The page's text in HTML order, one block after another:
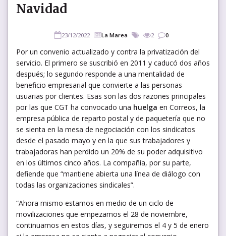
Navidad
23/12/2022 La Marea 2 0
Por un convenio actualizado y contra la privatización del
servicio. El primero se suscribió en 2011 y caducó dos años
después; lo segundo responde a una mentalidad de
beneficio empresarial que convierte a las personas
usuarias por clientes. Esas son las dos razones principales
por las que CGT ha convocado una huelga en Correos, la
empresa pública de reparto postal y de paquetería que no
se sienta en la mesa de negociación con los sindicatos
desde el pasado mayo y en la que sus trabajadores y
trabajadoras han perdido un 20% de su poder adquisitivo
en los últimos cinco años. La compañía, por su parte,
defiende que “mantiene abierta una línea de diálogo con
todas las organizaciones sindicales”.
“Ahora mismo estamos en medio de un ciclo de
movilizaciones que empezamos el 28 de noviembre,
continuamos en estos días, y seguiremos el 4 y 5 de enero